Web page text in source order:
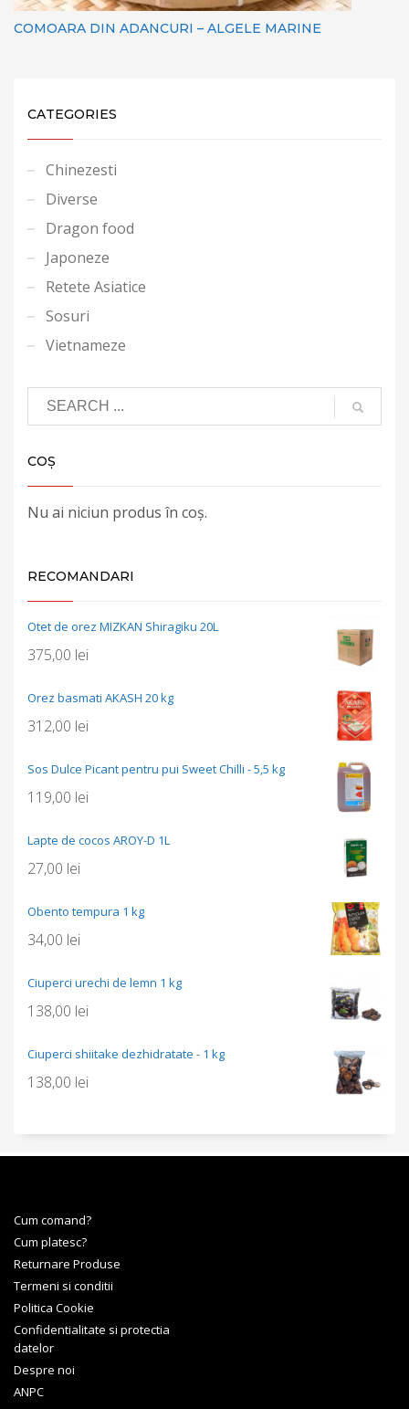
COMOARA DIN ADANCURI – ALGELE MARINE
CATEGORIES
Chinezesti
Diverse
Dragon food
Japoneze
Retete Asiatice
Sosuri
Vietnameze
COȘ
Nu ai niciun produs în coș.
RECOMANDARI
Otet de orez MIZKAN Shiragiku 20L
375,00 lei
Orez basmati AKASH 20 kg
312,00 lei
Sos Dulce Picant pentru pui Sweet Chilli - 5,5 kg
119,00 lei
Lapte de cocos AROY-D 1L
27,00 lei
Obento tempura 1 kg
34,00 lei
Ciuperci urechi de lemn 1 kg
138,00 lei
Ciuperci shiitake dezhidratate - 1 kg
138,00 lei
Cum comand?
Cum platesc?
Returnare Produse
Termeni si conditii
Politica Cookie
Confidentialitate si protectia
datelor
Despre noi
ANPC